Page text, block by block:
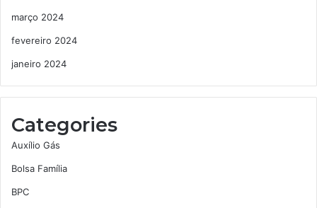
março 2024
fevereiro 2024
janeiro 2024
Categories
Auxílio Gás
Bolsa Família
BPC